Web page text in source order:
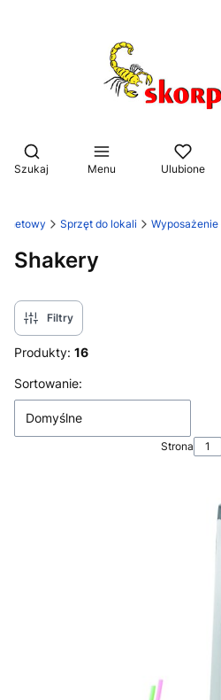
Otwórz wyszukiwarkę
Szukaj Menu Ulubione
Sprzęt do lokali Wyposażenie
Shakery
Filtry
Produkty: 16
Lista produktów
Sortowanie:
Domyślne
Strona